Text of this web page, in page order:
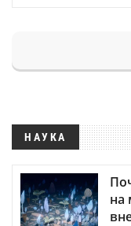
НАУКА
на